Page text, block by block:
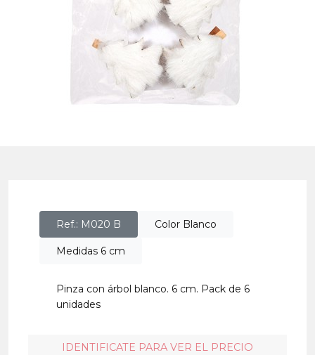
Ref.: M020 B Color Blanco
Medidas 6 cm
Pinza con árbol blanco. 6 cm. Pack de 6
unidades
IDENTIFICATE PARA VER EL PRECIO